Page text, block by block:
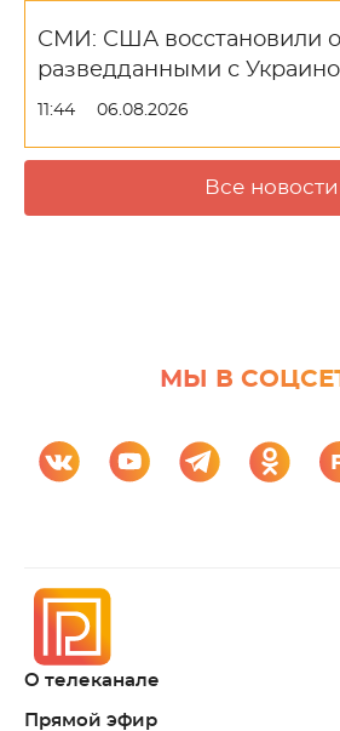
СМИ: США восстановили
разведданными с
11:44 06.08.2026
Все новости
МЫ В
О телеканале
Прямой эфир